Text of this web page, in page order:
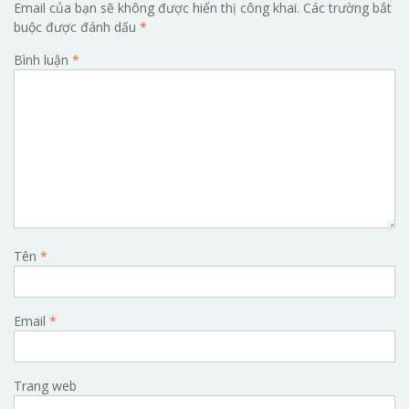
Email của bạn sẽ không được hiển thị công khai. Các trường bắt
buộc được đánh dấu *
Bình luận *
Tên *
Email *
Trang web